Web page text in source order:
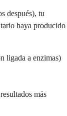
después), tu
haya producido
ligada a enzimas)
más